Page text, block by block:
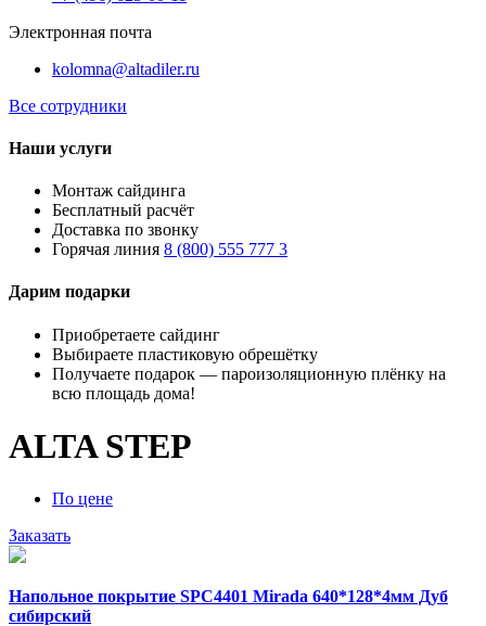
Электронная почта
kolomna@altadiler.ru
Все сотрудники
Наши услуги
Монтаж сайдинга
Бесплатный расчёт
Доставка по звонку
Горячая линия 8 (800) 555 777 3
Дарим подарки
Приобретаете сайдинг
Выбираете пластиковую обрешётку
Получаете подарок — пароизоляционную плёнку на
всю площадь дома!
ALTA STEP
По цене
Заказать
Напольное покрытие SPC4401 Mirada 640*128*4мм Дуб
сибирский